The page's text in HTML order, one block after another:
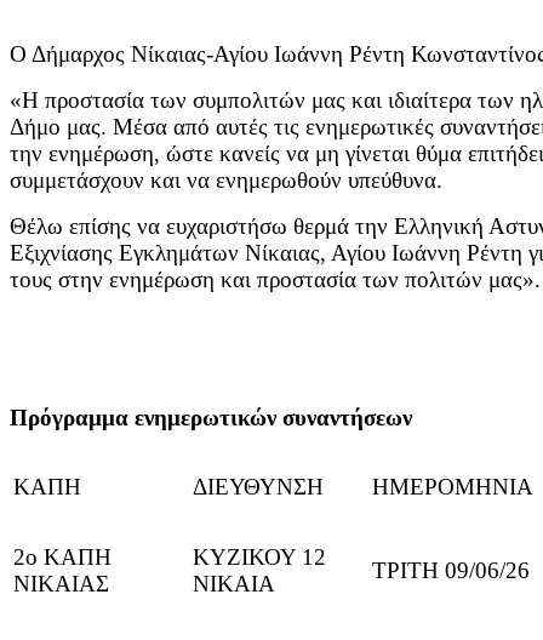
Ο Δήμαρχος Νίκαιας-Αγίου Ιωάννη Ρέντη
«Η προστασία των συμπολιτών μας και ιδιαίτερα των
Δήμο μας. Μέσα από αυτές τις ενημερωτικές
την ενημέρωση, ώστε κανείς να μη γίνεται θύμα
συμμετάσχουν και να ενημερωθούν υπεύθυνα.
Θέλω επίσης να ευχαριστήσω θερμά την Ελληνική
Εξιχνίασης Εγκλημάτων Νίκαιας, Αγίου Ιωάννη Ρέντη
τους στην ενημέρωση και προστασία των πολιτών μας».
Πρόγραμμα ενημερωτικών συναντήσεων
ΚΑΠΗ ΔΙΕΥΘΥΝΣΗ ΗΜΕΡΟΜΗΝΙΑ
2ο ΚΑΠΗ
ΝΙΚΑΙΑΣ
ΚΥΖΙΚΟΥ 12
ΝΙΚΑΙΑ
ΤΡΙΤΗ 09/06/26